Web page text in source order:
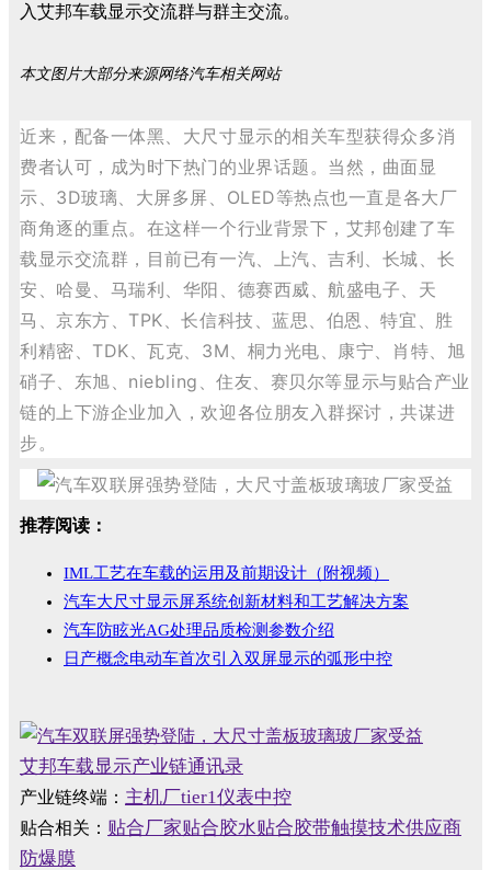
入艾邦车载显示交流群与群主交流。
本文图片大部分来源网络汽车相关网站
近来，配备一体黑、大尺寸显示的相关车型获得众多消
费者认可，成为时下热门的业界话题。当然，曲面显
示、3D玻璃、大屏多屏、OLED等热点也一直是各大厂
商角逐的重点。在这样一个行业背景下，艾邦创建了车
载显示交流群，目前已有一汽、上汽、吉利、长城、长
安、哈曼、马瑞利、华阳、德赛西威、航盛电子、天
马、京东方、TPK、长信科技、蓝思、伯恩、特宜、胜
利精密、 TDK、瓦克、3M、桐力光电、康宁、肖特、旭
硝子、东旭、niebling、住友、赛贝尔等显示与贴合产业
链的上下游企业加入，欢迎各位朋友入群探讨，共谋进
步。
推荐阅读：
IML工艺在车载的运用及前期设计（附视频）
汽车大尺寸显示屏系统创新材料和工艺解决方案
汽车防眩光AG处理品质检测参数介绍
日产概念电动车首次引入双屏显示的弧形中控
艾邦车载显示产业链通讯录
产业链终端： 主机厂tier1仪表中控
贴合相关： 贴合厂家贴合胶水贴合胶带触摸技术供应商
防爆膜